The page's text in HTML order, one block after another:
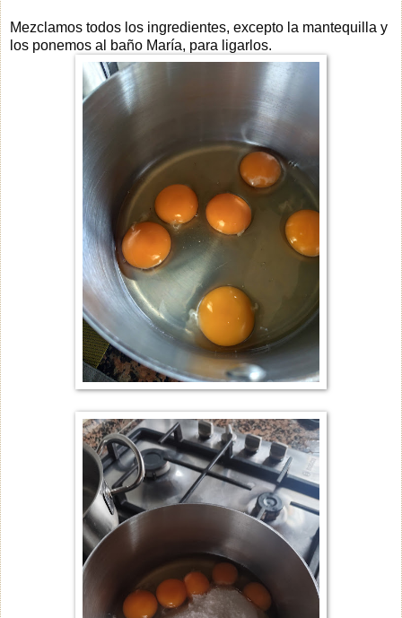
Mezclamos todos los ingredientes, excepto la mantequilla y
los ponemos al baño María, para ligarlos.